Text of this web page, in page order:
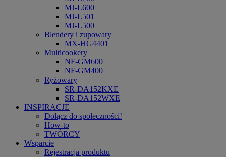
MJ-L600
MJ-L501
MJ-L500
Blendery i zupowary
MX-HG4401
Multicookery
NF-GM600
NF-GM400
Ryżowary
SR-DA152KXE
SR-DA152WXE
INSPIRACJE
Dołącz do społeczności!
How-to
TWÓRCY
Wsparcie
Rejestracja produktu